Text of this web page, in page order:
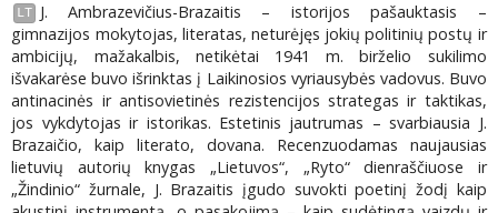
LT
J. Ambrazevičius-Brazaitis – istorijos pašauktasis –
gimnazijos mokytojas, literatas, neturėjęs jokių politinių postų ir
ambicijų, mažakalbis, netikėtai 1941 m. birželio sukilimo
išvakarėse buvo išrinktas į Laikinosios vyriausybės vadovus. Buvo
antinacinės ir antisovietinės rezistencijos strategas ir taktikas,
jos vykdytojas ir istorikas. Estetinis jautrumas – svarbiausia J.
Brazaičio, kaip literato, dovana. Recenzuodamas naujausias
lietuvių autorių knygas „Lietuvos“, „Ryto“ dienraščiuose ir
„Žindinio“ žurnale, J. Brazaitis įgudo suvokti poetinį žodį kaip